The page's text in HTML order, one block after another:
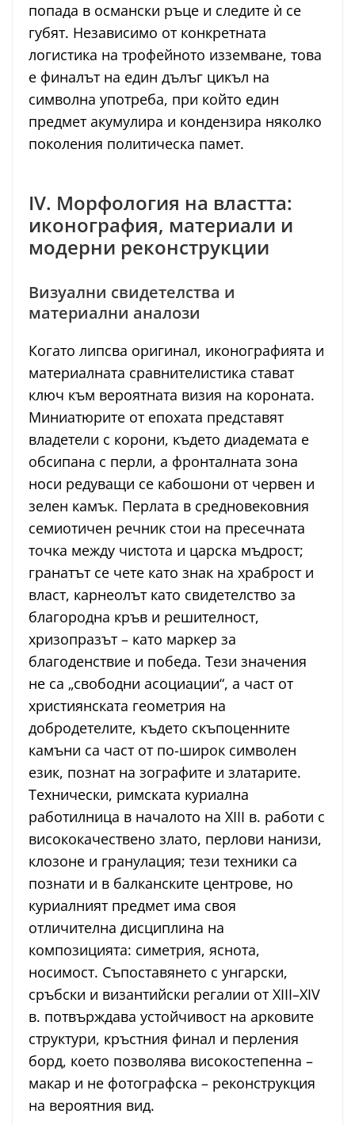
попада в османски ръце и следите ѝ се
губят. Независимо от конкретната
логистика на трофейното изземване, това
е финалът на един дълъг цикъл на
символна употреба, при който един
предмет акумулира и кондензира няколко
поколения политическа памет.
IV. Морфология на властта:
иконография, материали и
модерни реконструкции
Визуални свидетелства и
материални аналози
Когато липсва оригинал, иконографията и
материалната сравнителистика стават
ключ към вероятната визия на короната.
Миниатюрите от епохата представят
владетели с корони, където диадемата е
обсипана с перли, а фронталната зона
носи редуващи се кабошони от червен и
зелен камък. Перлата в средновековния
семиотичен речник стои на пресечната
точка между чистота и царска мъдрост;
гранатът се чете като знак на храброст и
власт, карнеолът като свидетелство за
благородна кръв и решителност,
хризопразът – като маркер за
благоденствие и победа. Тези значения
не са „свободни асоциации“, а част от
християнската геометрия на
добродетелите, където скъпоценните
камъни са част от по-широк символен
език, познат на зографите и златарите.
Технически, римската куриална
работилница в началото на XIII в. работи с
висококачествено злато, перлови нанизи,
клозоне и гранулация; тези техники са
познати и в балканските центрове, но
куриалният предмет има своя
отличителна дисциплина на
композицията: симетрия, яснота,
носимост. Съпоставянето с унгарски,
сръбски и византийски регалии от XIII–XIV
в. потвърждава устойчивост на арковите
структури, кръстния финал и перления
борд, което позволява високостепенна –
макар и не фотографска – реконструкция
на вероятния вид.